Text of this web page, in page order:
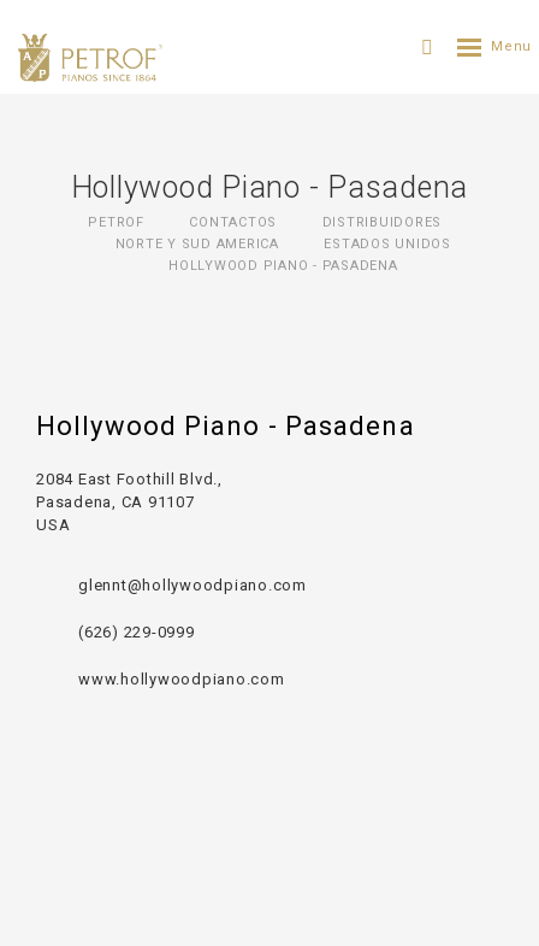
Hollywood Piano - Pasadena
PETROF CONTACTOS
DISTRIBUIDORES
NORTE Y SUD AMERICA
ESTADOS UNIDOS
HOLLYWOOD PIANO - PASADENA
Hollywood Piano - Pasadena
2084 East Foothill Blvd.,
Pasadena, CA 91107
USA
glennt@hollywoodpiano.com
(626) 229-0999
www.hollywoodpiano.com